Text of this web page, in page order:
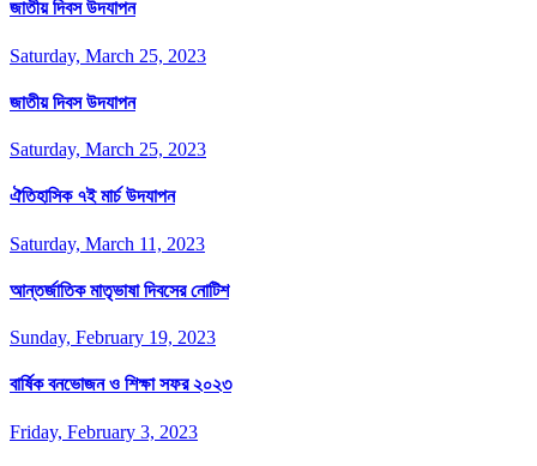
জাতীয় দিবস উদযাপন
Saturday, March 25, 2023
জাতীয় দিবস উদযাপন
Saturday, March 25, 2023
ঐতিহাসিক ৭ই মার্চ উদযাপন
Saturday, March 11, 2023
আন্তর্জাতিক মাতৃভাষা দিবসের নোটিশ
Sunday, February 19, 2023
বার্ষিক বনভোজন ও শিক্ষা সফর ২০২৩
Friday, February 3, 2023